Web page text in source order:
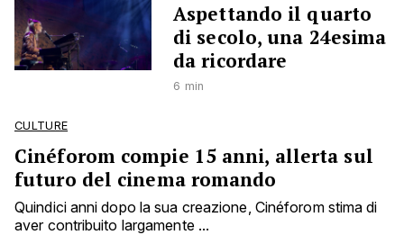
Aspettando il quarto
di secolo, una 24esima
da ricordare
6 min
CULTURE
Cinéforom compie 15 anni, allerta sul
futuro del cinema romando
Quindici anni dopo la sua creazione, Cinéforom stima di
aver contribuito largamente ...